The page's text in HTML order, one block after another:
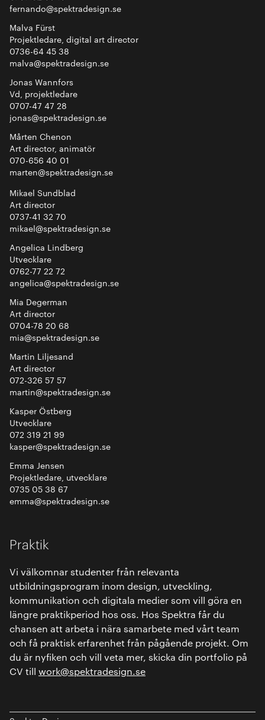
fernando@spektradesign.se
Malva Fürst
Projektledare, digital art director
0736-64 45 38
malva@spektradesign.se
Jonas Wannfors
Vd, projektledare
0707-47 47 28
jonas@spektradesign.se
Mårten Chenon
Art director, animatör
070-656 40 01
marten@spektradesign.se
Mikael Sundblad
Art director
0737-41 32 70
mikael@spektradesign.se
Angelica Lindberg
Utvecklare
0762-77 22 72
angelica@spektradesign.se
Mia Degerman
Art director
0704-78 20 68
mia@spektradesign.se
Martin Liljesand
Art director
072-326 57 57
martin@spektradesign.se
Kasper Östberg
Utvecklare
072 319 21 99
kasper@spektradesign.se
Emma Jensen
Projektledare, utvecklare
0735 05 38 67
emma@spektradesign.se
Praktik
Vi välkomnar studenter från relevanta
utbildningsprogram inom design, utveckling,
kommunikation och digitala medier som vill göra en
längre praktikperiod hos oss. Hos Spektra får du
chansen att arbeta i nära samarbete med vårt team
och få praktisk erfarenhet från pågående projekt. Om
du är nyfiken och vill veta mer, skicka din portfolio på
CV till work@spektradesign.se